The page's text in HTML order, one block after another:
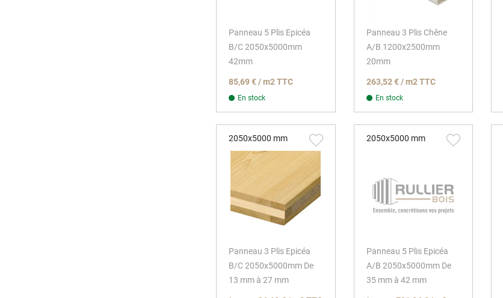
Panneau 5 Plis Epicéa
B/C 2050x5000mm
42mm
85,69 € / m2 TTC
En stock
Panneau 3 Plis Chêne
A/B 1200x2500mm
20mm
263,52 € / m2 TTC
En stock
2050x5000 mm
Panneau 3 Plis Epicéa
B/C 2050x5000mm De
13 mm à 27 mm
2050x5000 mm
Panneau 5 Plis Epicéa
A/B 2050x5000mm De
35 mm à 42 mm